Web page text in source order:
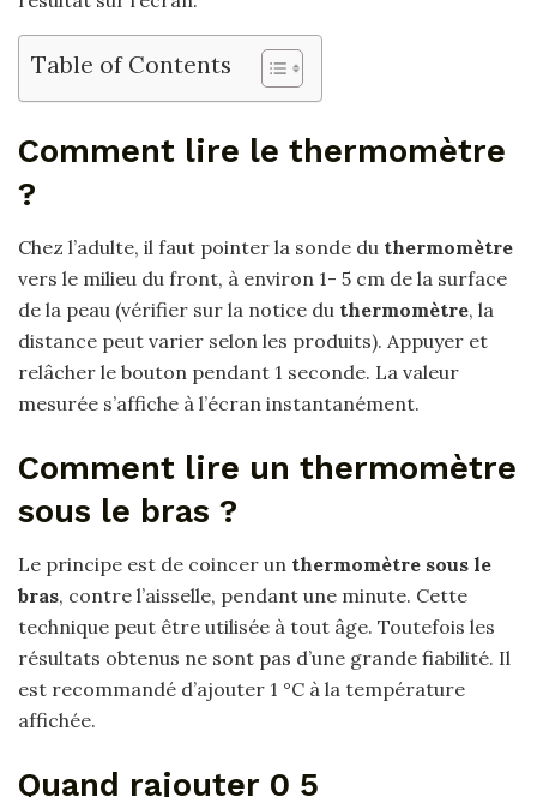
Table of Contents
Comment lire le thermomètre
?
Chez l’adulte, il faut pointer la sonde du thermomètre
vers le milieu du front, à environ 1- 5 cm de la surface
de la peau (vérifier sur la notice du thermomètre, la
distance peut varier selon les produits). Appuyer et
relâcher le bouton pendant 1 seconde. La valeur
mesurée s’affiche à l’écran instantanément.
Comment lire un thermomètre
sous le bras ?
Le principe est de coincer un thermomètre sous le
bras, contre l’aisselle, pendant une minute. Cette
technique peut être utilisée à tout âge. Toutefois les
résultats obtenus ne sont pas d’une grande fiabilité. Il
est recommandé d’ajouter 1 °C à la température
affichée.
Quand rajouter 0 5